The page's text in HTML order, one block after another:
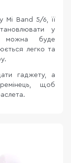
Mi Band 5/6, її
у
можна буде
легко та
гаджету, а
щоб